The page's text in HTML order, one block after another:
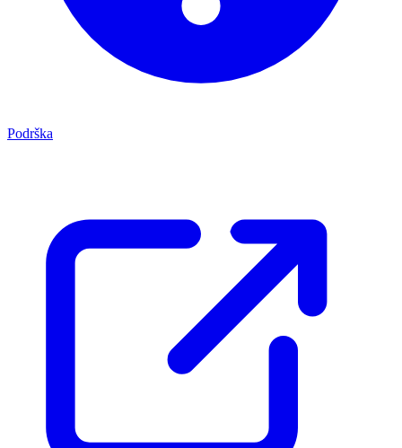
Podrška